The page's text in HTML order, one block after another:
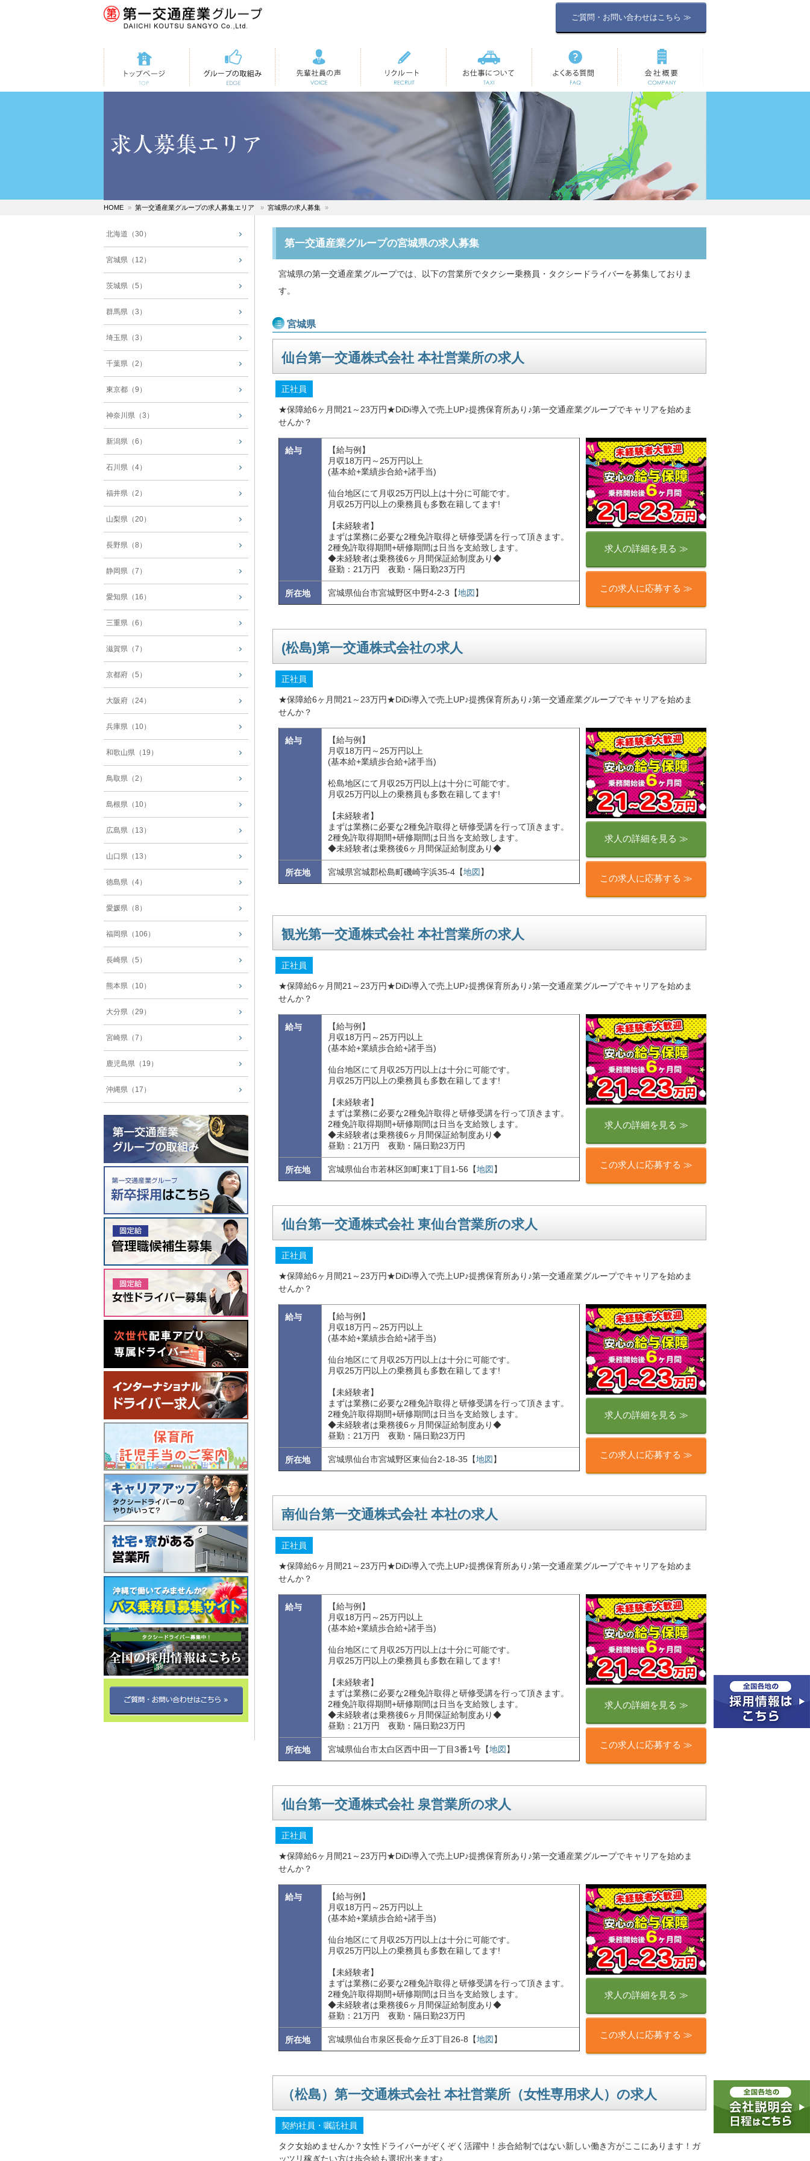
ご質問・お問い合わせはこちら ≫
トップページ 第一交通の取組み 先輩社員の声 リクルート お仕事について よくある質問 会社概要
HOME 第一交通産業グループの求人募集エリア 宮城県の求人募集
第一交通産業グループの宮城県の求人募集
宮城県の第一交通産業グループでは、以下の営業所でタクシー乗務員・タクシードライバーを募集しておりま
す。
宮城県
仙台第一交通株式会社 本社営業所の求人
正社員
★保障給6ヶ月間21～23万円★DiDi導入で売上UP♪提携保育所あり♪第一交通産業グループでキャリアを始めま
せんか？
給与
【給与例】
月収18万円～25万円以上
(基本給+業績歩合給+諸手当)
仙台地区にて月収25万円以上は十分に可能です。
月収25万円以上の乗務員も多数在籍してます!
【未経験者】
まずは業務に必要な2種免許取得と研修受講を行って頂きます。
2種免許取得期間+研修期間は日当を支給致します。
◆未経験者は乗務後6ヶ月間保証給制度あり◆
昼勤：21万円 夜勤・隔日勤23万円
所在地 宮城県仙台市宮城野区中野4-2-3【地図 】
求人の詳細を見る ≫
この求人に応募する ≫
(松島)第一交通株式会社の求人
正社員
★保障給6ヶ月間21～23万円★DiDi導入で売上UP♪提携保育所あり♪第一交通産業グループでキャリアを始めま
せんか？
給与
【給与例】
月収18万円～25万円以上
(基本給+業績歩合給+諸手当)
松島地区にて月収25万円以上は十分に可能です。
月収25万円以上の乗務員も多数在籍してます!
【未経験者】
まずは業務に必要な2種免許取得と研修受講を行って頂きます。
2種免許取得期間+研修期間は日当を支給致します。
◆未経験者は乗務後6ヶ月間保証給制度あり◆
所在地 宮城県宮城郡松島町磯崎字浜35-4【地図 】
求人の詳細を見る ≫
この求人に応募する ≫
観光第一交通株式会社 本社営業所の求人
正社員
★保障給6ヶ月間21～23万円★DiDi導入で売上UP♪提携保育所あり♪第一交通産業グループでキャリアを始めま
せんか？
給与
【給与例】
月収18万円～25万円以上
(基本給+業績歩合給+諸手当)
仙台地区にて月収25万円以上は十分に可能です。
月収25万円以上の乗務員も多数在籍してます!
【未経験者】
まずは業務に必要な2種免許取得と研修受講を行って頂きます。
2種免許取得期間+研修期間は日当を支給致します。
◆未経験者は乗務後6ヶ月間保証給制度あり◆
昼勤：21万円 夜勤・隔日勤23万円
所在地 宮城県仙台市若林区卸町東1丁目1-56【地図 】
求人の詳細を見る ≫
この求人に応募する ≫
仙台第一交通株式会社 東仙台営業所の求人
正社員
★保障給6ヶ月間21～23万円★DiDi導入で売上UP♪提携保育所あり♪第一交通産業グループでキャリアを始めま
せんか？
給与
【給与例】
月収18万円～25万円以上
(基本給+業績歩合給+諸手当)
仙台地区にて月収25万円以上は十分に可能です。
月収25万円以上の乗務員も多数在籍してます!
【未経験者】
まずは業務に必要な2種免許取得と研修受講を行って頂きます。
2種免許取得期間+研修期間は日当を支給致します。
◆未経験者は乗務後6ヶ月間保証給制度あり◆
昼勤：21万円 夜勤・隔日勤23万円
所在地 宮城県仙台市宮城野区東仙台2-18-35【地図 】
求人の詳細を見る ≫
この求人に応募する ≫
南仙台第一交通株式会社 本社の求人
正社員
★保障給6ヶ月間21～23万円★DiDi導入で売上UP♪提携保育所あり♪第一交通産業グループでキャリアを始めま
せんか？
給与
【給与例】
月収18万円～25万円以上
(基本給+業績歩合給+諸手当)
仙台地区にて月収25万円以上は十分に可能です。
月収25万円以上の乗務員も多数在籍してます!
【未経験者】
まずは業務に必要な2種免許取得と研修受講を行って頂きます。
2種免許取得期間+研修期間は日当を支給致します。
◆未経験者は乗務後6ヶ月間保証給制度あり◆
昼勤：21万円 夜勤・隔日勤23万円
所在地 宮城県仙台市太白区西中田一丁目3番1号【地図 】
求人の詳細を見る ≫
この求人に応募する ≫
仙台第一交通株式会社 泉営業所の求人
正社員
★保障給6ヶ月間21～23万円★DiDi導入で売上UP♪提携保育所あり♪第一交通産業グループでキャリアを始めま
せんか？
給与
【給与例】
月収18万円～25万円以上
(基本給+業績歩合給+諸手当)
仙台地区にて月収25万円以上は十分に可能です。
月収25万円以上の乗務員も多数在籍してます!
【未経験者】
まずは業務に必要な2種免許取得と研修受講を行って頂きます。
2種免許取得期間+研修期間は日当を支給致します。
◆未経験者は乗務後6ヶ月間保証給制度あり◆
昼勤：21万円 夜勤・隔日勤23万円
所在地 宮城県仙台市泉区長命ケ丘3丁目26-8【地図 】
求人の詳細を見る ≫
この求人に応募する ≫
（松島）第一交通株式会社 本社営業所（女性専用求人）の求人
契約社員・嘱託社員
タク女始めませんか？女性ドライバーがぞくぞく活躍中！歩合給制ではない新しい働き方がここにあります！ガ
ッツリ稼ぎたい方は歩合給も選択出来ます♪
北海道（30）
宮城県（12）
茨城県（5）
群馬県（3）
埼玉県（3）
千葉県（2）
東京都（9）
神奈川県（3）
新潟県（6）
石川県（4）
福井県（2）
山梨県（20）
長野県（8）
静岡県（7）
愛知県（16）
三重県（6）
滋賀県（7）
京都府（5）
大阪府（24）
兵庫県（10）
和歌山県（19）
鳥取県（2）
島根県（10）
広島県（13）
山口県（13）
徳島県（4）
愛媛県（8）
福岡県（106）
長崎県（5）
熊本県（10）
大分県（29）
宮崎県（7）
鹿児島県（19）
沖縄県（17）